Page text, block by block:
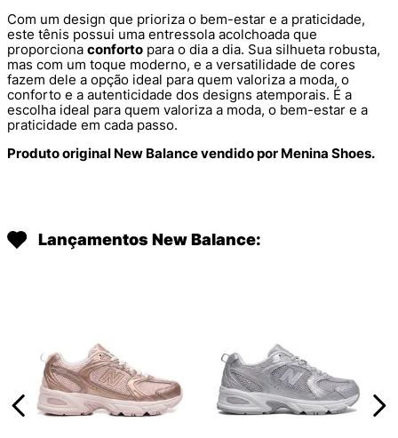
Com um design que prioriza o bem-estar e a praticidade,
este tênis possui uma entressola acolchoada que
proporciona conforto para o dia a dia. Sua silhueta robusta,
mas com um toque moderno, e a versatilidade de cores
fazem dele a opção ideal para quem valoriza a moda, o
conforto e a autenticidade dos designs atemporais. É a
escolha ideal para quem valoriza a moda, o bem-estar e a
praticidade em cada passo.
Produto original New Balance vendido por Menina Shoes.
Lançamentos New Balance: